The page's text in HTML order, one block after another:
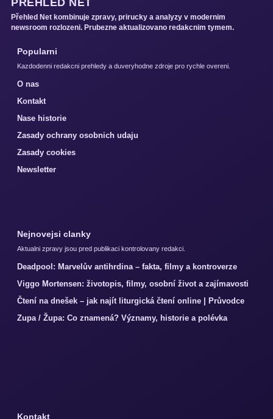
PŘEHLED NET
Přehled Net kombinuje zpravy, prirucky a analyzy v modernim
newsroom rozlozeni. Prubezne aktualizovano redakcnim tymem.
Popularni
Kazdodenni redakcni prehledy a duveryhodne zdroje pro rychle overeni.
O nas
Kontakt
Nase historie
Zasady ochrany osobnich udaju
Zasady cookies
Newsletter
Nejnovejsi clanky
Aktualni zpravy jsou pred publikaci kontrolovany redakci.
Deadpool: Marvelův antihrdina – fakta, filmy a kontroverze
Viggo Mortensen: životopis, filmy, osobní život a zajímavosti
Čtení na dnešek – jak najít liturgická čtení online | Průvodce
Zupa / Župa: Co znamená? Významy, historie a polévka
Kontakt